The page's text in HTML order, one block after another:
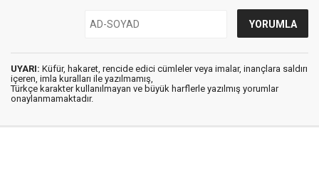
UYARI: Küfür, hakaret, rencide edici cümleler veya imalar, inançlara saldırı
içeren, imla kuralları ile yazılmamış,
Türkçe karakter kullanılmayan ve büyük harflerle yazılmış yorumlar
onaylanmamaktadır.